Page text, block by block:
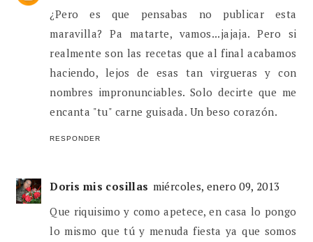
¿Pero es que pensabas no publicar esta
maravilla? Pa matarte, vamos...jajaja. Pero si
realmente son las recetas que al final acabamos
haciendo, lejos de esas tan virgueras y con
nombres impronunciables. Solo decirte que me
encanta "tu" carne guisada. Un beso corazón.
RESPONDER
Doris mis cosillas miércoles, enero 09, 2013
Que riquisimo y como apetece, en casa lo pongo
lo mismo que tú y menuda fiesta ya que somos